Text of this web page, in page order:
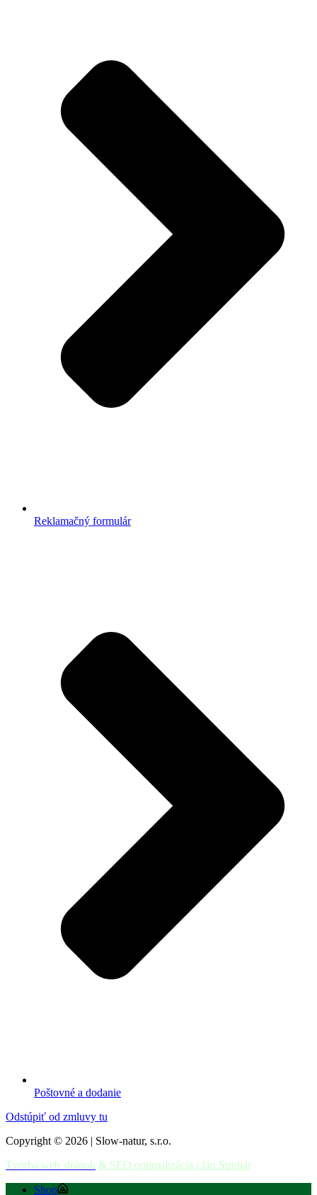
Reklamačný formulár
Poštovné a dodanie
Odstúpiť od zmluvy tu
Copyright © 2026 | Slow-natur, s.r.o.
Tvorba web stránok & SEO optimalizácia | Ján Struhár
Shop